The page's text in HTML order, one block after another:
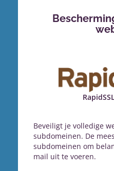
Beveiligt je volledige
subdomeinen. De
subdomeinen om
mail uit te voeren.